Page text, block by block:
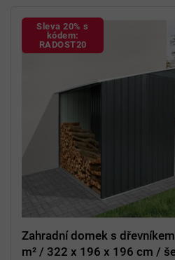
Sleva 20% s
kódem:
RADOST20
Zahradní domek s
m² / 322 x 196 x 196 cm /